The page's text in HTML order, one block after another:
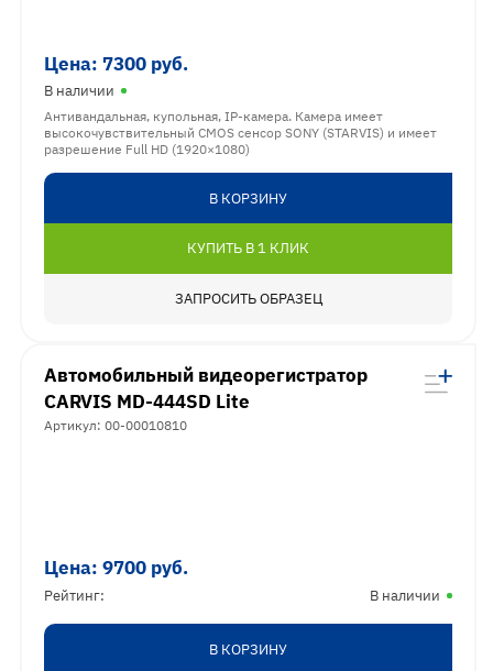
Цена: 7300 руб.
В наличии
Антивандальная, купольная, IP-камера. Камера имеет
высокочувствительный CMOS сенсор SONY (STARVIS) и имеет
разрешение Full HD (1920×1080)
В КОРЗИНУ
КУПИТЬ В 1 КЛИК
ЗАПРОСИТЬ ОБРАЗЕЦ
Автомобильный видеорегистратор
CARVIS MD-444SD Lite
Артикул: 00-00010810
Цена: 9700 руб.
Рейтинг: В наличии
В КОРЗИНУ